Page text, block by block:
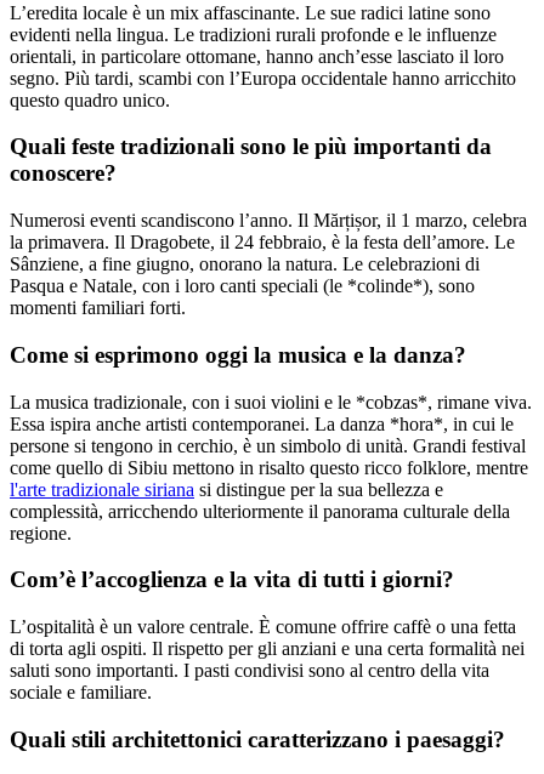
L’eredita locale è un mix affascinante. Le sue radici latine sono
evidenti nella lingua. Le tradizioni rurali profonde e le influenze
orientali, in particolare ottomane, hanno anch’esse lasciato il loro
segno. Più tardi, scambi con l’Europa occidentale hanno arricchito
questo quadro unico.
Quali feste tradizionali sono le più importanti da
conoscere?
Numerosi eventi scandiscono l’anno. Il Mărțișor, il 1 marzo, celebra
la primavera. Il Dragobete, il 24 febbraio, è la festa dell’amore. Le
Sânziene, a fine giugno, onorano la natura. Le celebrazioni di
Pasqua e Natale, con i loro canti speciali (le *colinde*), sono
momenti familiari forti.
Come si esprimono oggi la musica e la danza?
La musica tradizionale, con i suoi violini e le *cobzas*, rimane viva.
Essa ispira anche artisti contemporanei. La danza *hora*, in cui le
persone si tengono in cerchio, è un simbolo di unità. Grandi festival
come quello di Sibiu mettono in risalto questo ricco folklore, mentre
l'arte tradizionale siriana si distingue per la sua bellezza e
complessità, arricchendo ulteriormente il panorama culturale della
regione.
Com’è l’accoglienza e la vita di tutti i giorni?
L’ospitalità è un valore centrale. È comune offrire caffè o una fetta
di torta agli ospiti. Il rispetto per gli anziani e una certa formalità nei
saluti sono importanti. I pasti condivisi sono al centro della vita
sociale e familiare.
Quali stili architettonici caratterizzano i paesaggi?